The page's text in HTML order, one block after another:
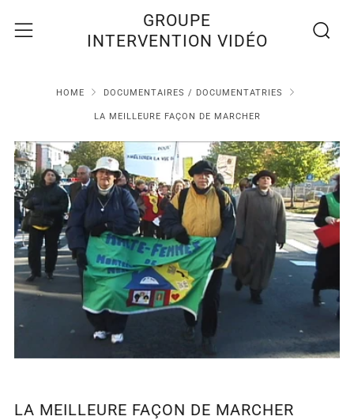
GROUPE
INTERVENTION VIDÉO
Menu
HOME DOCUMENTAIRES / DOCUMENTATRIES
LA MEILLEURE FAÇON DE MARCHER
LA MEILLEURE FAÇON DE MARCHER